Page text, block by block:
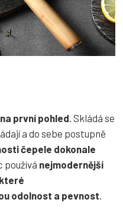
první pohled. Skládá se
a do sebe postupně
čepele dokonale
používá nejmodernější
odolnost a pevnost.